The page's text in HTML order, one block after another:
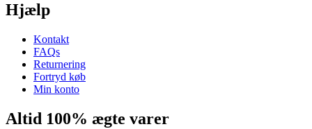
Hjælp
Kontakt
FAQs
Returnering
Fortryd køb
Min konto
Altid 100% ægte varer